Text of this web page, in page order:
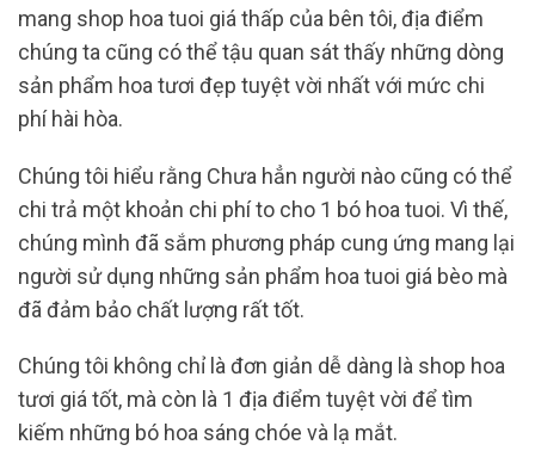
mang shop hoa tuoi giá thấp của bên tôi, địa điểm
chúng ta cũng có thể tậu quan sát thấy những dòng
sản phẩm hoa tươi đẹp tuyệt vời nhất với mức chi
phí hài hòa.
Chúng tôi hiểu rằng Chưa hẳn người nào cũng có thể
chi trả một khoản chi phí to cho 1 bó hoa tuoi. Vì thế,
chúng mình đã sắm phương pháp cung ứng mang lại
người sử dụng những sản phẩm hoa tuoi giá bèo mà
đã đảm bảo chất lượng rất tốt.
Chúng tôi không chỉ là đơn giản dễ dàng là shop hoa
tươi giá tốt, mà còn là 1 địa điểm tuyệt vời để tìm
kiếm những bó hoa sáng chóe và lạ mắt.